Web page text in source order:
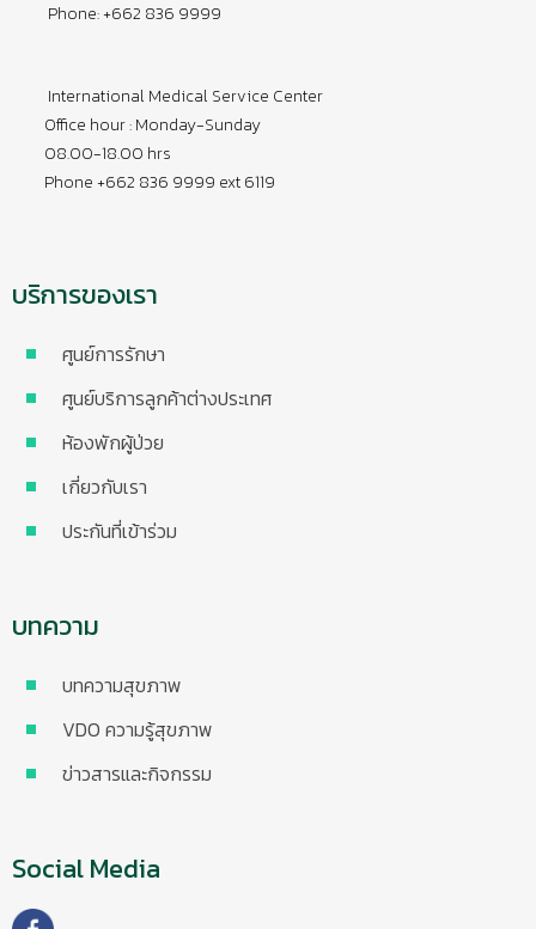
Phone: +662 836 9999
International Medical Service Center
Office hour : Monday-Sunday
08.00-18.00 hrs
Phone +662 836 9999 ext 6119
บริการของเรา
ศูนย์การรักษา
ศูนย์บริการลูกค้าต่างประเทศ
ห้องพักผู้ป่วย
เกี่ยวกับเรา
ประกันที่เข้าร่วม
บทความ
บทความสุขภาพ
VDO ความรู้สุขภาพ
ข่าวสารและกิจกรรม
Social Media